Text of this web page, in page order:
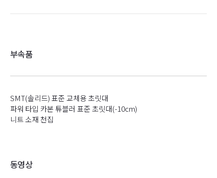
부속품
SMT(솔리드) 표준 교체용 초릿대
파워 타입 카본 튜블러 표준 초릿대(-10cm)
니트 소재 천집
동영상